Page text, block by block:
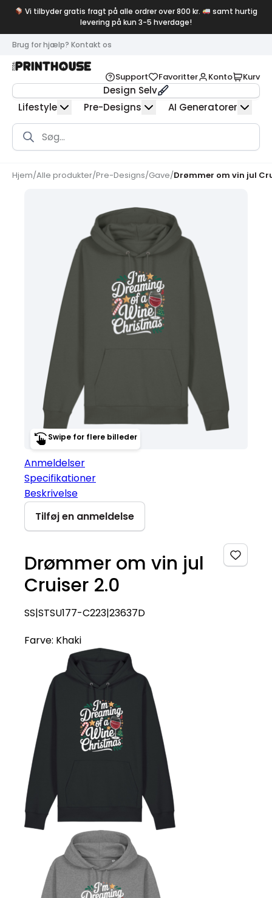
Vi tilbyder gratis fragt på alle ordrer over 800 kr.
samt hurtig
levering på kun 3-5 hverdage!
Brug for hjælp? Kontakt os
Support Favoritter Konto Kurv
Design Selv
Lifestyle
Pre-Designs AI Generatorer
Products
search
Hjem/Alle produkter/Pre-Designs/Gave/Drømmer om vin jul
Swipe for flere billeder
Anmeldelser
Specifikationer
Beskrivelse
Tilføj en anmeldelse
Drømmer om vin jul
Cruiser 2.0
SS|STSU177-C223|23637D
Farve: Khaki